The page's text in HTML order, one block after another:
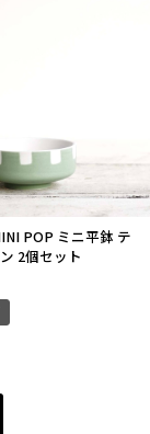
POP ミニ平鉢 テ
2個セット